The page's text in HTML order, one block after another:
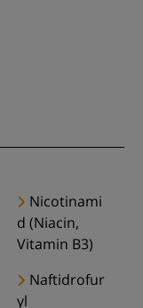
Nicotinami
d (Niacin,
Vitamin B3)
Naftidrofur
yl